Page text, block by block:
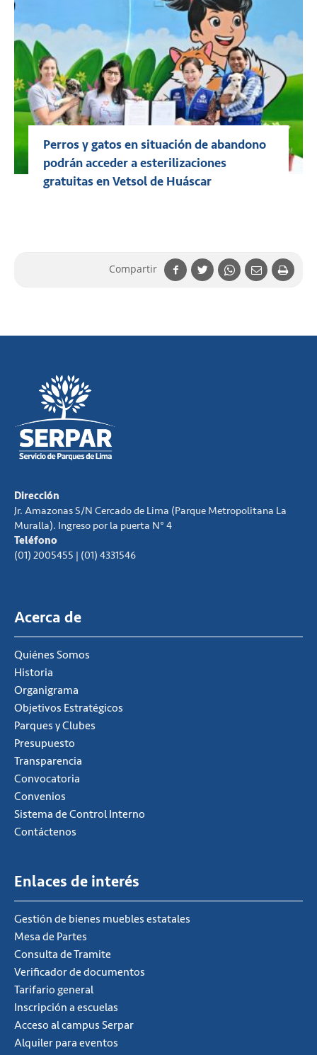
Perros y gatos en situación de abandono
podrán acceder a esterilizaciones
gratuitas en Vetsol de Huáscar
Compartir
Dirección
Jr. Amazonas S/N Cercado de Lima (Parque Metropolitana La
Muralla). Ingreso por la puerta N° 4
Teléfono
(01) 2005455 | (01) 4331546
Acerca de
Quiénes Somos
Historia
Organigrama
Objetivos Estratégicos
Parques y Clubes
Presupuesto
Transparencia
Convocatoria
Convenios
Sistema de Control Interno
Contáctenos
Enlaces de interés
Gestión de bienes muebles estatales
Mesa de Partes
Consulta de Tramite
Verificador de documentos
Tarifario general
Inscripción a escuelas
Acceso al campus Serpar
Alquiler para eventos